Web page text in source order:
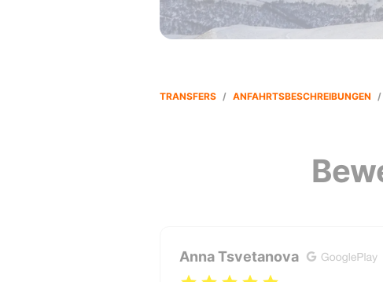
TRANSFERS / ANFAHRTSBESCHREIBUNGEN /
Anna Tsvetanova